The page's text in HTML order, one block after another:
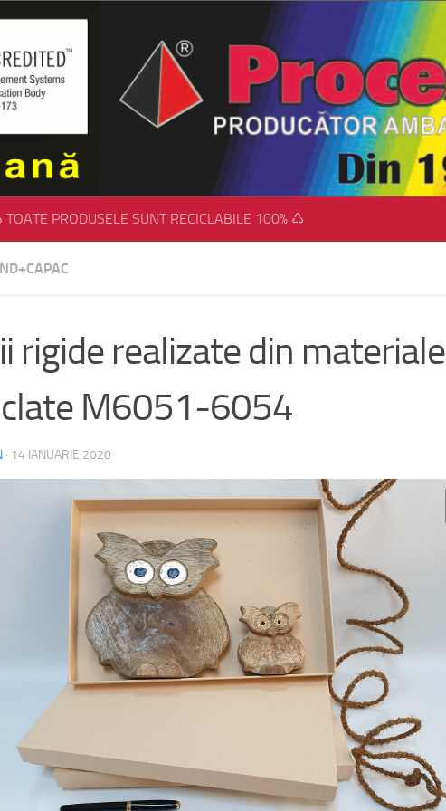
PRODUSELE SUNT RECICLABILE 100% ♺
rigide realizate din materiale
M6051-6054
· 14 IANUARIE 2020